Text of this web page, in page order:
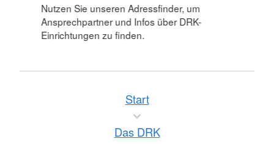
Nutzen Sie unseren Adressfinder, um
Ansprechpartner und Infos über DRK-
Einrichtungen zu finden.
Start
Das DRK